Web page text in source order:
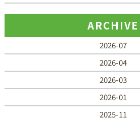
ARCHIVE
2026-07
2026-04
2026-03
2026-01
2025-11